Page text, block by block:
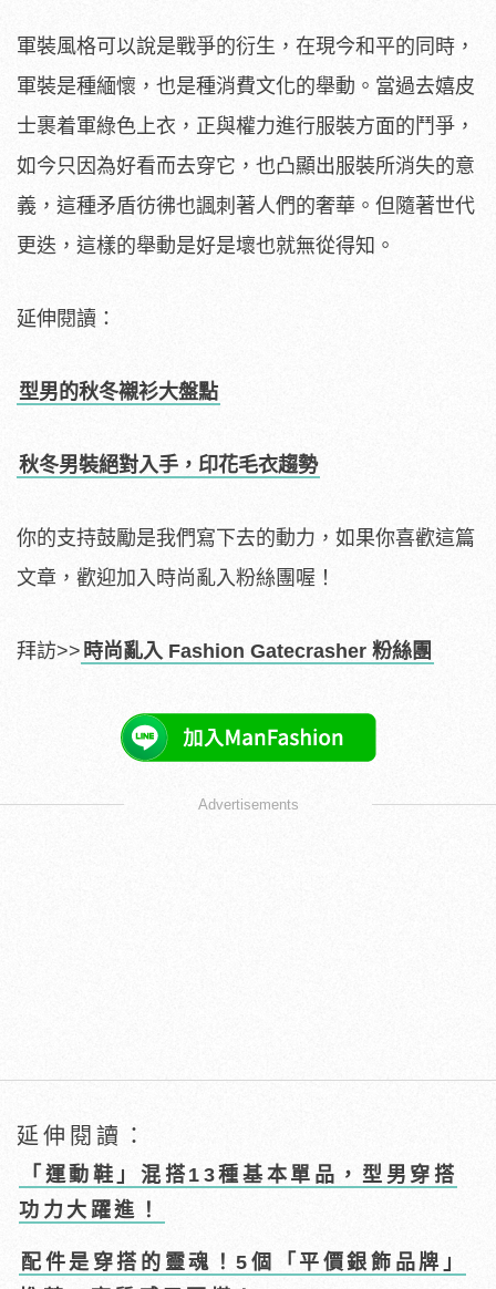
軍裝風格可以說是戰爭的衍生，在現今和平的同時，
軍裝是種緬懷，也是種消費文化的舉動。當過去嬉皮
士裹着軍綠色上衣，正與權力進行服裝方面的鬥爭，
如今只因為好看而去穿它，也凸顯出服裝所消失的意
義，這種矛盾彷彿也諷刺著人們的奢華。但隨著世代
更迭，這樣的舉動是好是壞也就無從得知。
延伸閱讀：
型男的秋冬襯衫大盤點
秋冬男裝絕對入手，印花毛衣趨勢
你的支持鼓勵是我們寫下去的動力，如果你喜歡這篇
文章，歡迎加入時尚亂入粉絲團喔！
拜訪>> 時尚亂入 Fashion Gatecrasher 粉絲團
Advertisements
延伸閱讀：
「運動鞋」混搭13種基本單品，型男穿搭
功力大躍進！
配件是穿搭的靈魂！5個「平價銀飾品牌」